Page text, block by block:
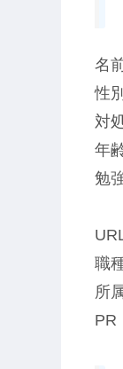
名
性
対
年
勉
職
所
PR